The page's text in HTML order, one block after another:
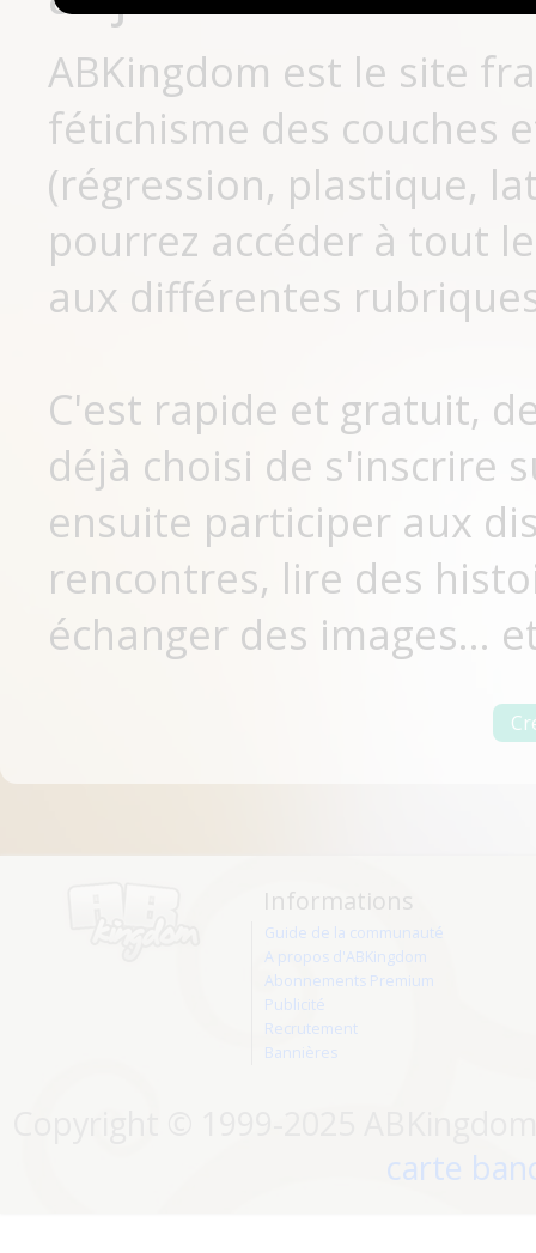
ABKingdom est le site
fétichisme des couches
(régression, plastique,
pourrez accéder à tout
aux différentes
C'est rapide et gratuit,
déjà choisi de s'inscrire
ensuite participer aux
rencontres, lire des
échanger des images...
Informations
Guide de la communauté
A propos d'ABKingdom
Abonnements Premium
Publicité
Recrutement
Bannières
carte